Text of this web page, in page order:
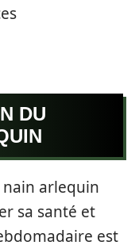
DU
nain arlequin
sa santé et
est